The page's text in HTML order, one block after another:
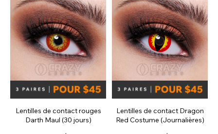
Lentilles de contact rouges
Darth Maul (30 jours)
Lentilles de contact Dragon
Red Costume (Journalières)